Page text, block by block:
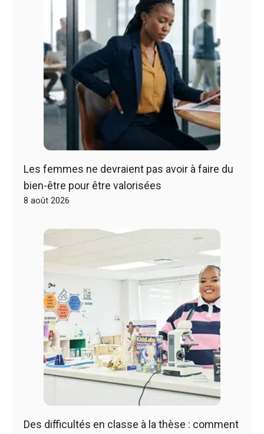
Les femmes ne devraient pas avoir à faire du
bien-être pour être valorisées
8 août 2026
Des difficultés en classe à la thèse : comment